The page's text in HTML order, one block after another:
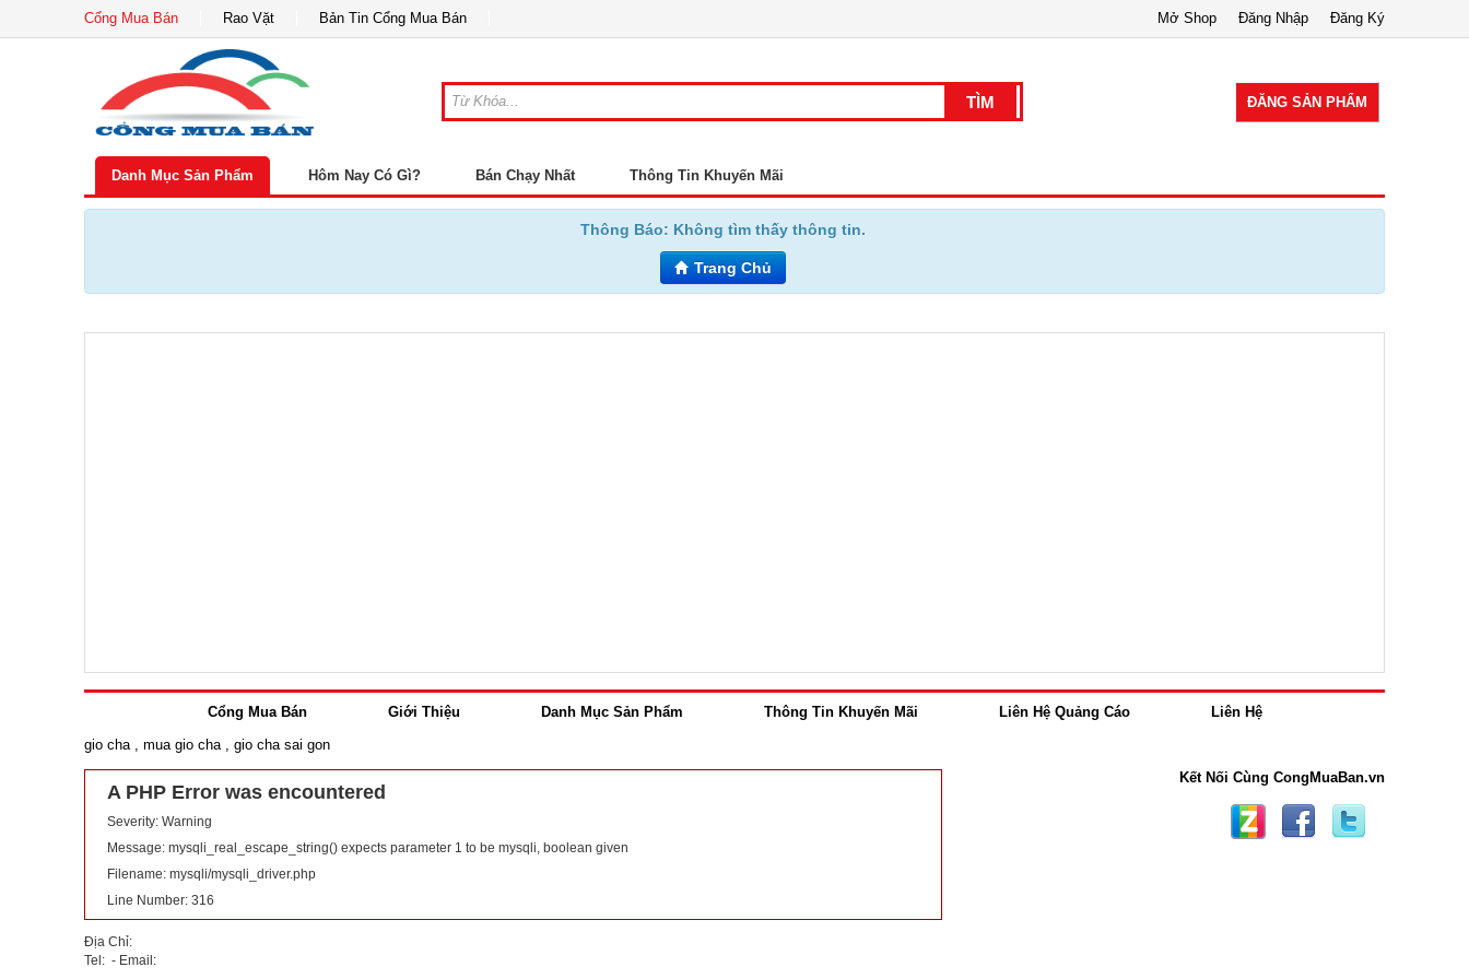
Cổng Mua Bán Rao Vặt Bản Tin Cổng Mua Bán Đăng Ký
Đăng Nhập
Mở Shop
ĐĂNG SẢN PHẨM
Danh Mục Sản Phẩm Hôm Nay Có Gì? Bán Chạy Nhất Thông Tin Khuyến Mãi
Thông Báo: Không tìm thấy thông tin.
Trang Chủ
Cổng Mua Bán Giới Thiệu Danh Mục Sản Phẩm Thông Tin Khuyến Mãi Liên Hệ Quảng Cáo
Liên Hệ
gio cha
mua gio cha gio cha sai gon
A PHP Error was encountered
Severity: Warning
Message: mysqli_real_escape_string() expects parameter 1 to be mysqli, boolean given
Filename: mysqli/mysqli_driver.php
Line Number: 316
Địa Chỉ:
Tel: - Email:
Kết Nối Cùng CongMuaBan.vn